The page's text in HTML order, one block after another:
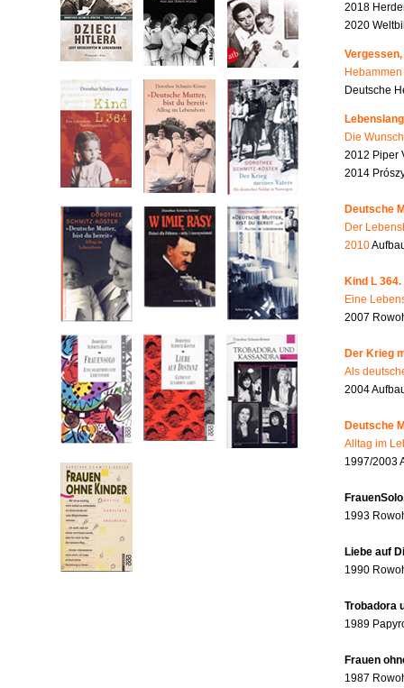
2018
2020
Deutsche
Die
2012 Piper
2014
Deutsche
Der
2010
Kind L 364.
Eine
2007
Der Krieg
Als
2004
Deutsche
Alltag im
1997/2003
1993
Liebe auf
1990
Trobadora
1989
Frauen
1987